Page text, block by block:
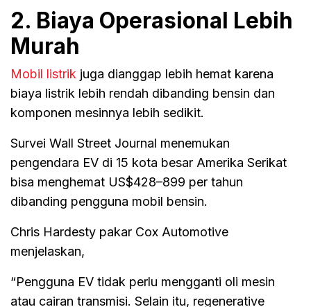
2. Biaya Operasional Lebih
Murah
Mobil listrik juga dianggap lebih hemat karena
biaya listrik lebih rendah dibanding bensin dan
komponen mesinnya lebih sedikit.
Survei Wall Street Journal menemukan
pengendara EV di 15 kota besar Amerika Serikat
bisa menghemat US$428–899 per tahun
dibanding pengguna mobil bensin.
Chris Hardesty pakar Cox Automotive
menjelaskan,
“Pengguna EV tidak perlu mengganti oli mesin
atau cairan transmisi. Selain itu, regenerative